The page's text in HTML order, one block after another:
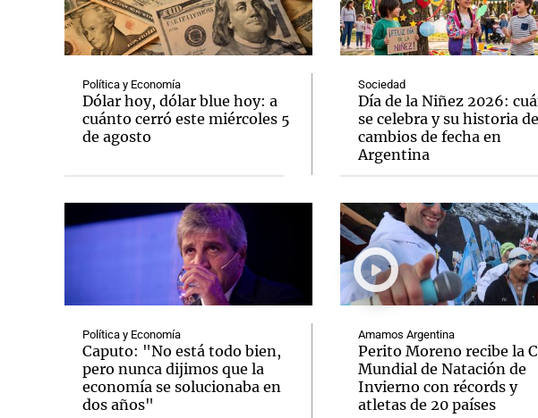
Política y Economía
Dólar hoy, dólar blue hoy: a
cuánto cerró este miércoles 5
de agosto
Política y Economía
Caputo: "No está todo bien,
pero nunca dijimos que la
economía se solucionaba en
dos años"
Sociedad
Día de la Niñez 2026:
se celebra y su historia de
cambios de fecha en
Argentina
Amamos Argentina
Perito Moreno recibe la
Mundial de Natación de
Invierno con récords y
atletas de 20 países
Notas